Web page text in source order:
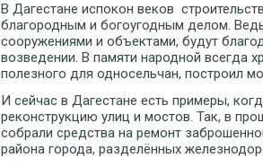
В Дагестане испокон веков
благородным и богоугодным делом.
сооружениями и объектами, будут
возведении. В памяти народной всегда
полезного для односельчан, построил
И сейчас в Дагестане есть примеры,
реконструкцию улиц и мостов. Так, в
собрали средства на ремонт
района города, разделённых